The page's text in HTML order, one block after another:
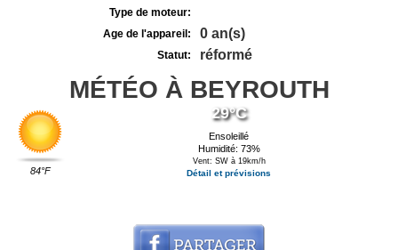
Type de moteur:
Age de l'appareil:
0 an(s)
Statut: réformé
MÉTÉO À BEYROUTH
84°F
29°C
Ensoleillé
Humidité: 73%
Vent: SW à 19km/h
Détail et prévisions